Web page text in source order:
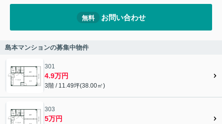
無料 お問い合わせ
島本マンションの募集中物件
301
4.9万円
3階 / 11.49坪(38.00㎡)
303
5万円